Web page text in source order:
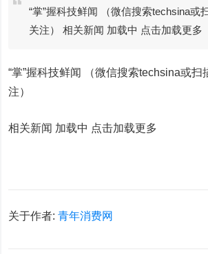
“掌”握科技鲜闻 （微信搜索techsina或
关注） 相关新闻 加载中 点击加载更多
“掌”握科技鲜闻 （微信搜索techsina或扫
注）
相关新闻 加载中 点击加载更多
关于作者:青年消费网